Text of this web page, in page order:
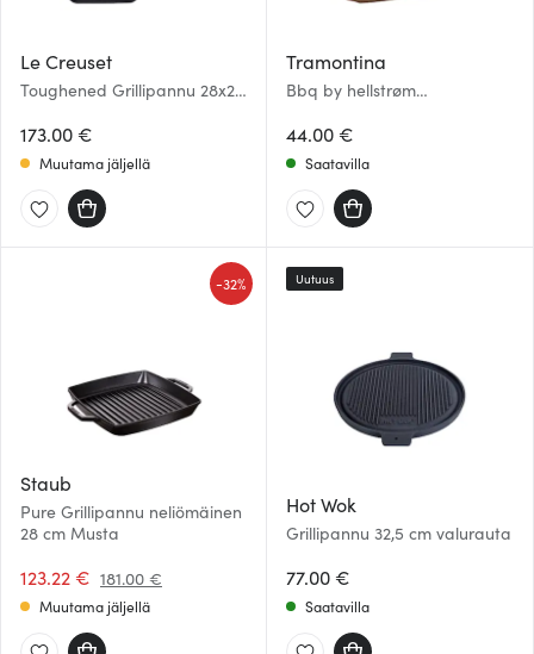
Le Creuset
Toughened Grillipannu 28x28
173.00 €
Muutama jäljellä
Tramontina
Bbq by hellstrøm
Musta
44.00 €
Saatavilla
Staub
Pure Grillipannu neliömäinen
28 cm Musta
123.22 € 181.00 €
-32%
Muutama jäljellä
Hot Wok
Grillipannu 32,5 cm valurauta
77.00 €
Uutuus
Saatavilla